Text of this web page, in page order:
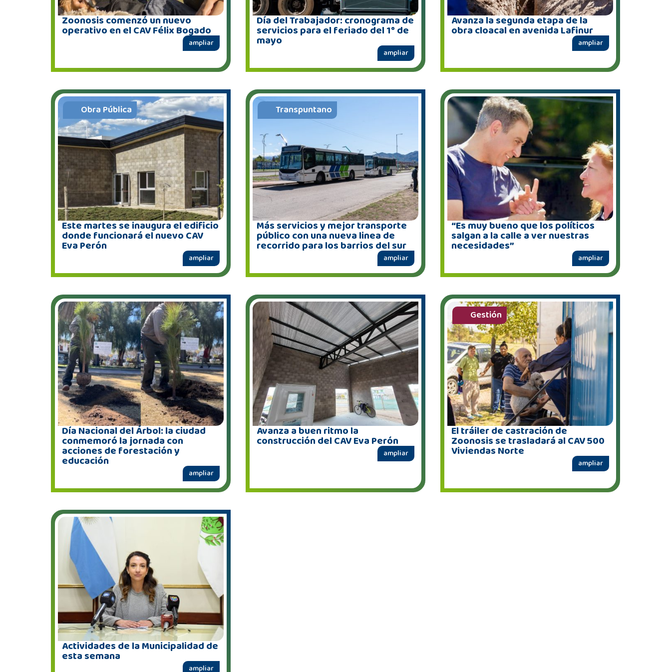
Zoonosis comenzó un nuevo
operativo en el CAV Félix Bogado
ampliar
Día del Trabajador: cronograma de
servicios para el feriado del 1° de
mayo
ampliar
Avanza la segunda etapa de la
obra cloacal en avenida Lafinur
ampliar
Obra Pública
Este martes se inaugura el edificio
donde funcionará el nuevo CAV
Eva Perón
ampliar
Transpuntano
Más servicios y mejor transporte
público con una nueva linea de
recorrido para los barrios del sur
ampliar
“Es muy bueno que los políticos
salgan a la calle a ver nuestras
necesidades”
ampliar
Día Nacional del Árbol: la ciudad
conmemoró la jornada con
acciones de forestación y
educación
ampliar
Avanza a buen ritmo la
construcción del CAV Eva Perón
ampliar
Gestión
El tráiler de castración de
Zoonosis se trasladará al CAV 500
Viviendas Norte
ampliar
Actividades de la Municipalidad de
esta semana
ampliar